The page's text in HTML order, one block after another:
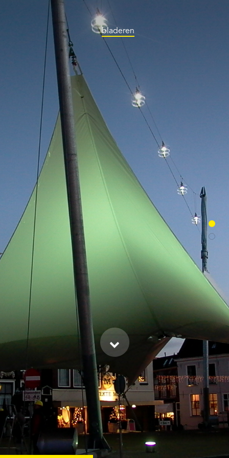
bladeren
Stationstrappen
Groningen